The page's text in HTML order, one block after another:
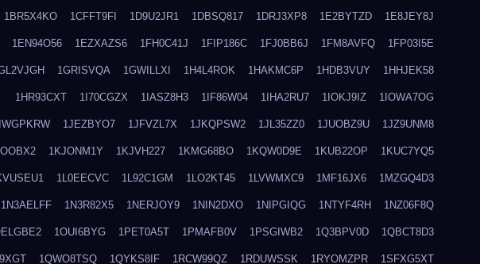
1BR5X4KO 1CFFT9FI 1D9U2JR1 1DBSQ817 1DRJ3XP8 1E2BYTZD 1E8JEY8J
1EN94O56 1EZXAZS6 1FH0C41J 1FIP186C 1FJ0BB6J 1FM8AVFQ 1FP03I5E
1GRISVQA 1GWILLXI 1H4L4ROK 1HAKMC6P 1HDB3VUY 1HHJEK58
1HR93CXT 1I70CGZX 1IASZ8H3 1IF86W04 1IHA2RU7 1IOKJ9IZ 1IOWA7OG
1JEZBYO7 1JFVZL7X 1JKQPSW2 1JL35ZZ0 1JUOBZ9U 1JZ9UNM8
1KJONM1Y 1KJVH227 1KMG68BO 1KQW0D9E 1KUB22OP 1KUC7YQ5
1L0EECVC 1L92C1GM 1LO2KT45 1LVWMXC9 1MF16JX6 1MZGQ4D3
1N3AELFF 1N3R82X5 1NERJOY9 1NIN2DXO 1NIPGIQG 1NTYF4RH 1NZ06F8Q
1OUI6BYG 1PET0A5T 1PMAFB0V 1PSGIWB2 1Q3BPV0D 1QBCT8D3
1QWO8TSQ 1QYKS8IF 1RCW99QZ 1RDUWSSK 1RYOMZPR 1SFXG5XT